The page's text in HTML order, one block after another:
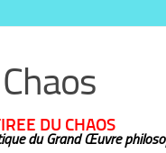
DU CHAOS
du Grand Œuvre